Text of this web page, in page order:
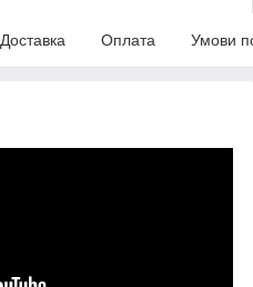
Доставка Оплата Умови